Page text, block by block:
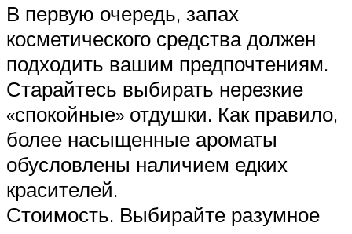
В первую очередь, запах
косметического средства должен
подходить вашим предпочтениям.
Старайтесь выбирать нерезкие
«спокойные» отдушки. Как правило,
более насыщенные ароматы
обусловлены наличием едких
красителей.
Стоимость. Выбирайте разумное